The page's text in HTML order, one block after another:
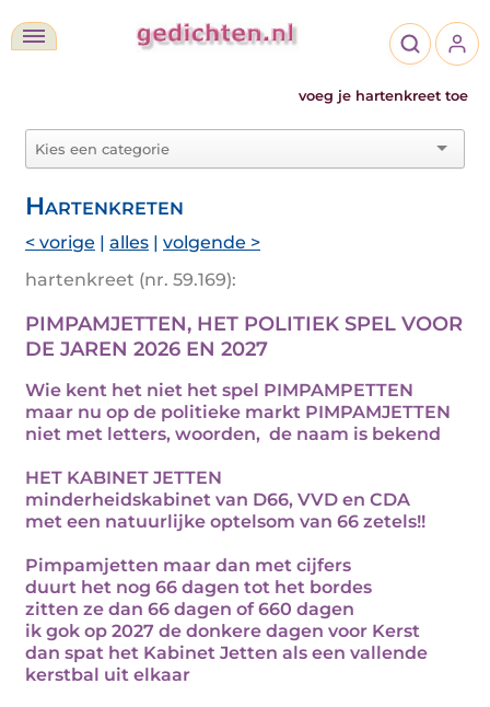
voeg je hartenkreet toe
Hartenkreten
< vorige | alles | volgende >
hartenkreet (nr. 59.169):
PIMPAMJETTEN, HET POLITIEK SPEL VOOR
DE JAREN 2026 EN 2027
Wie kent het niet het spel PIMPAMPETTEN
maar nu op de politieke markt PIMPAMJETTEN
niet met letters, woorden, de naam is bekend
HET KABINET JETTEN
minderheidskabinet van D66, VVD en CDA
met een natuurlijke optelsom van 66 zetels!!
Pimpamjetten maar dan met cijfers
duurt het nog 66 dagen tot het bordes
zitten ze dan 66 dagen of 660 dagen
ik gok op 2027 de donkere dagen voor Kerst
dan spat het Kabinet Jetten als een vallende
kerstbal uit elkaar